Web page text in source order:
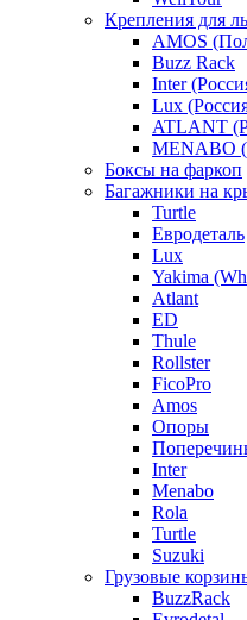
Крепления для
AMOS
Buzz Rack
Inter
Lux
ATLANT
MENABO
Боксы на фаркоп
Багажники на
Turtle
Евродеталь
Lux
Yakima
Atlant
ED
Thule
Rollster
FicoPro
Amos
Опоры
Inter
Menabo
Rola
Turtle
Suzuki
Грузовые
BuzzRack